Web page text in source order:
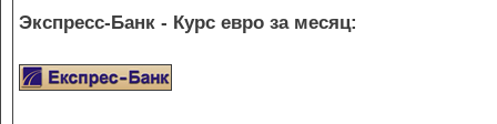
Экспресс-Банк - Курс евро за месяц: